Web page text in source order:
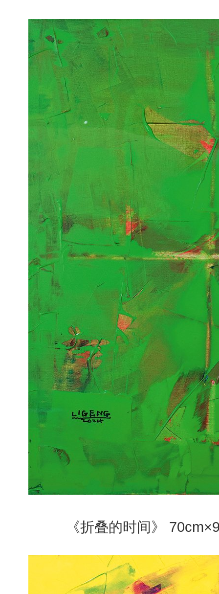
《折叠的时间》